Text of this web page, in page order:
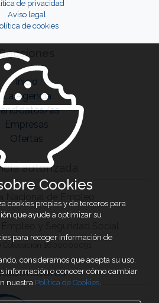
de privacidad
Aviso legal
de cookies
Inicio
La Agencia
as
Empresas
Ofertas
autorizada
Colocación 1600000091
Cookies
cookies propias y de terceros para
que ayude a optimizar su
para recoger información de
consideramos que acepta su uso.
información o conocer cómo cambiar
nuestra Política de Cookies.